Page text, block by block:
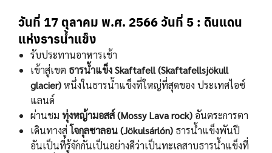
วันที่ 17 ตุลาคม พ.ศ. 2566วันที่ 5 : ดินแดน
แห่งธารน้ำแข็ง
รับประทานอาหารเช้า
เข้าสู่เขต ธารนํ้าแข็ง Skaftafell (Skaftafellsjökull
glacier)หนึ่งในธารนํ้าแข็งที่ใหญ่ที่สุดของ ประเทศไอซ์
แลนด์
ผ่านชม ทุ่งหญ้ามอสส์ (Mossy Lava rock) อันตระการตา
เดินทางสู่โจกุลซาลอน (Jökulsárlón) ธารนํ้าแข็งพันปี
อันเป็นที่รู้จักกันเป็นอย่างดีว่าเป็นทะเลสาบธารนํ้าแข็งที่